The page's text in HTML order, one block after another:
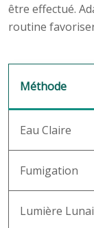
être effectué.
routine
Méthode
Eau Claire
Fumigation
Lumière